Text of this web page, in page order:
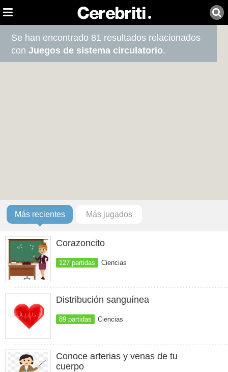
Se han encontrado 81 resultados relacionados
conJuegos de sistema circulatorio.
Más recientes Más jugados
Corazoncito
127 partidas Ciencias
Distribución sanguínea
89 partidas Ciencias
Conoce arterias y venas de tu
cuerpo